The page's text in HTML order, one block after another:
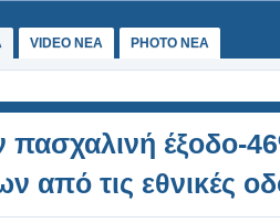
VIDEO NEA PHOTO NEA
πασχαλινή έξοδο-
από τις εθνικές